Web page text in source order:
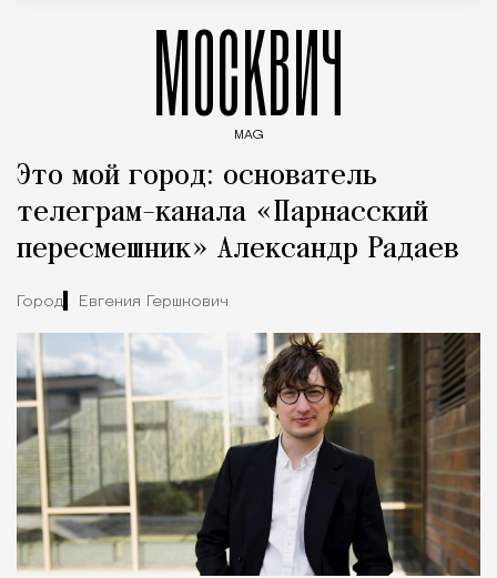
МОСКВИЧ
MAG
Это мой город: основатель
телеграм-канала «Парнасский
пересмешник» Александр Радаев
Город Евгения Гершкович